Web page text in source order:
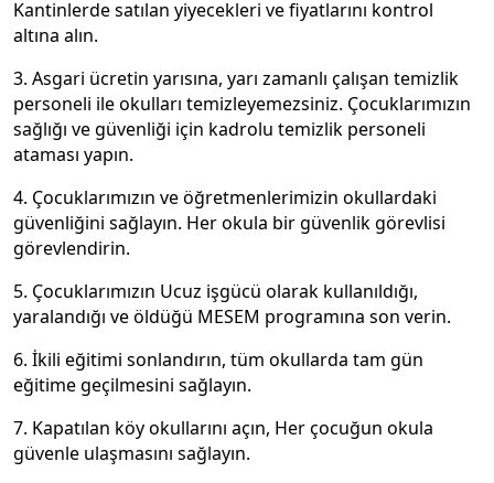
Kantinlerde satılan yiyecekleri ve fiyatlarını kontrol
altına alın.
3. Asgari ücretin yarısına, yarı zamanlı çalışan temizlik
personeli ile okulları temizleyemezsiniz. Çocuklarımızın
sağlığı ve güvenliği için kadrolu temizlik personeli
ataması yapın.
4. Çocuklarımızın ve öğretmenlerimizin okullardaki
güvenliğini sağlayın. Her okula bir güvenlik görevlisi
görevlendirin.
5. Çocuklarımızın Ucuz işgücü olarak kullanıldığı,
yaralandığı ve öldüğü MESEM programına son verin.
6. İkili eğitimi sonlandırın, tüm okullarda tam gün
eğitime geçilmesini sağlayın.
7. Kapatılan köy okullarını açın, Her çocuğun okula
güvenle ulaşmasını sağlayın.